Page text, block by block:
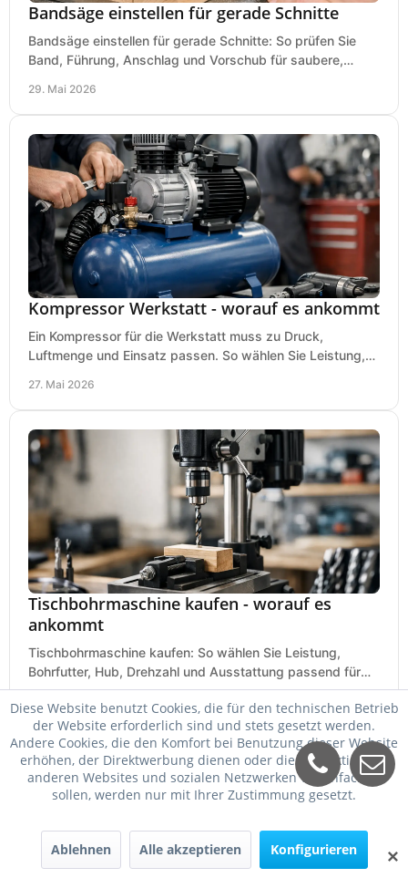
Bandsäge einstellen für gerade Schnitte
Bandsäge einstellen für gerade Schnitte: So prüfen Sie
Band, Führung, Anschlag und Vorschub für saubere,
29. Mai 2026
Kompressor Werkstatt - worauf es ankommt
Ein Kompressor für die Werkstatt muss zu Druck,
Luftmenge und Einsatz passen. So wählen Sie Leistung,
27. Mai 2026
Tischbohrmaschine kaufen - worauf es
ankommt
Tischbohrmaschine kaufen: So wählen Sie Leistung,
Bohrfutter, Hub, Drehzahl und Ausstattung passend für
Werkstatt, Betrieb und Hobby aus.
25. Mai 2026
✕
Diese Website benutzt Cookies, die für den technischen Betrieb
der Website erforderlich sind und stets gesetzt werden.
Andere Cookies, die den Komfort bei Benutzung dieser Website
erhöhen, der Direktwerbung dienen oder die Interaktion mit
anderen Websites und sozialen Netzwerken vereinfachen
sollen, werden nur mit Ihrer Zustimmung gesetzt.
Ablehnen Alle akzeptieren Konfigurieren